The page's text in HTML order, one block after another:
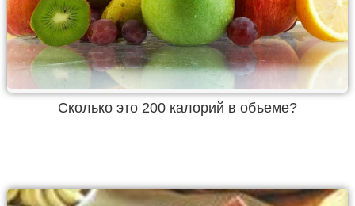
Cколько это 200 калорий в объеме?